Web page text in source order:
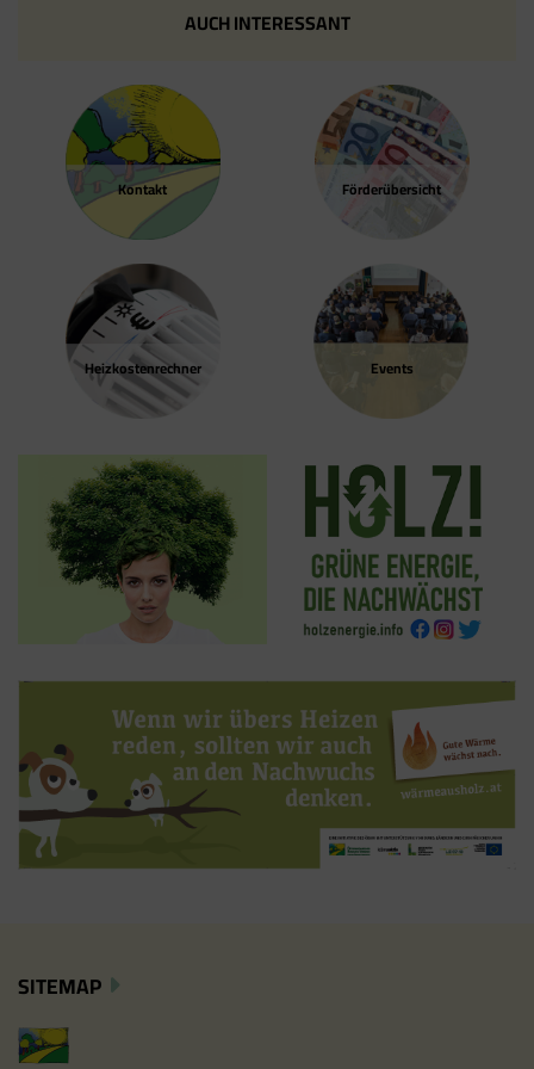
Kontakt Förder­übersicht
Heizkosten­rechner Events
AUCH INTERESSANT
SITEMAP